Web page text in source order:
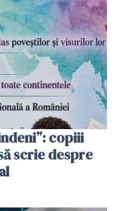
copiii
scrie despre